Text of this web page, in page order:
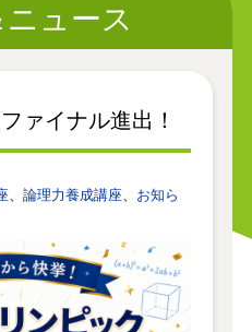
ュース
ァイナル進出！
、 ​論理力養成講座、 お知ら